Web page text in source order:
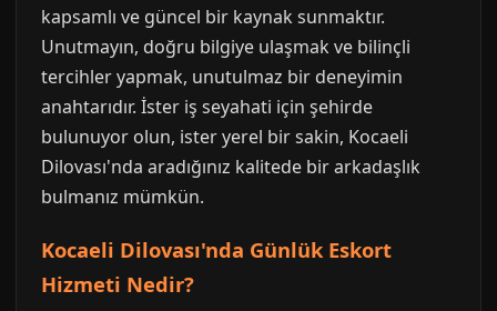
kapsamlı ve güncel bir kaynak sunmaktır.
Unutmayın, doğru bilgiye ulaşmak ve bilinçli
tercihler yapmak, unutulmaz bir deneyimin
anahtarıdır. İster iş seyahati için şehirde
bulunuyor olun, ister yerel bir sakin, Kocaeli
Dilovası'nda aradığınız kalitede bir arkadaşlık
bulmanız mümkün.
Kocaeli Dilovası'nda Günlük Eskort
Hizmeti Nedir?